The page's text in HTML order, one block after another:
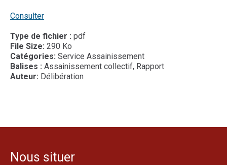
Consulter
Type de fichier : pdf
File Size: 290 Ko
Catégories: Service Assainissement
Balises : Assainissement collectif, Rapport
Auteur: Délibération
Nous situer